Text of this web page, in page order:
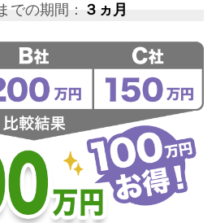
での期間： ３ヵ月